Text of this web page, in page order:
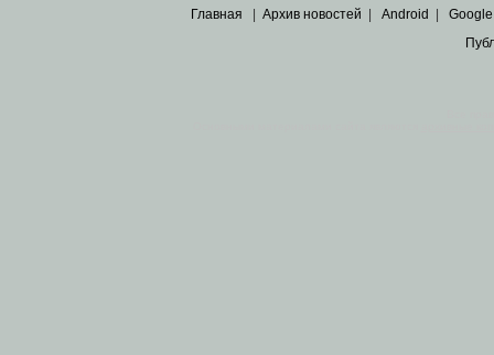
Главная Архив новостей Android Google